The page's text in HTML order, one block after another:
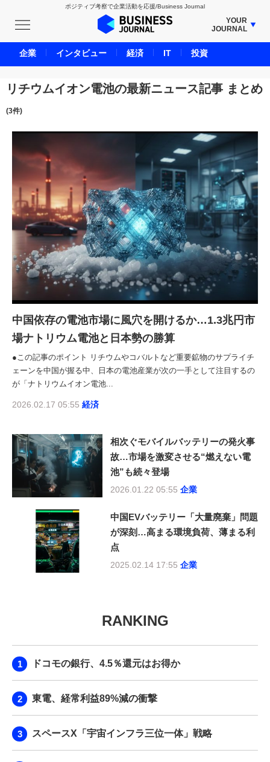
ポジティブ考察で企業活動を応援/Business Journal
YOUR
JOURNAL
BUSINESS JOURNAL
UNICORN JOURNAL
CARBON CREDITS JOURNAL
LIFE ENDING JOURNAL
AI JOURNAL
REAL ESTATE BROKERAGE JOURNAL
SMART MARKETING JOURNAL
BPaaS JOURNAL
ADOPTABLE DOG JOURNAL
リチウムイオン電池の最新ニュース記事 まとめ
(3件)
中国依存の電池市場に風穴を開けるか…1.3兆円市
場ナトリウム電池と日本勢の勝算
●この記事のポイント リチウムやコバルトなど重要鉱物のサプライチ
ェーンを中国が握る中、日本の電池産業が次の一手として注目するの
が「ナトリウムイオン電池...
2026.02.17 05:55 経済
相次ぐモバイルバッテリーの発火事
故…市場を激変させる“燃えない電
池”も続々登場
2026.01.22 05:55 企業
中国EVバッテリー「大量廃棄」問題
が深刻…高まる環境負荷、薄まる利
点
2025.02.14 17:55 企業
RANKING
ドコモの銀行、4.5％還元はお得か
東電、経常利益89%減の衝撃
スペースX「宇宙インフラ三位一体」戦略
企業 インタビュー 経済 IT 投資